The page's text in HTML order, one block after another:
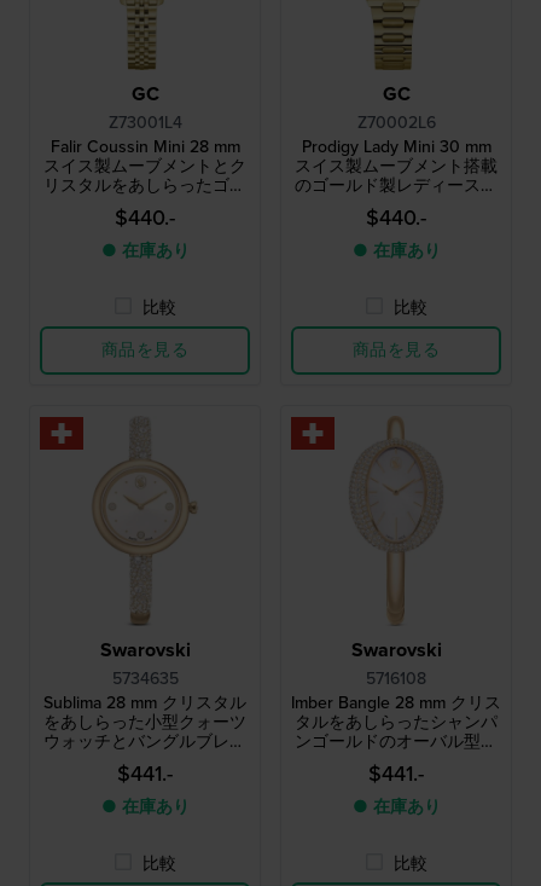
GC
Z73001L4
Falir Coussin Mini 28 mm
スイス製ムーブメントとク
リスタルをあしらったゴー
ルドのレディースクォーツ
ウォッチ
$440.-
● 在庫あり
比較
商品を見る
GC
Z70002L6
Prodigy Lady Mini 30 mm
スイス製ムーブメント搭載
のゴールド製レディースク
ォーツウォッチ
$440.-
● 在庫あり
比較
商品を見る
Swarovski
5734635
Sublima 28 mm クリスタル
をあしらった小型クォーツ
ウォッチとバングルブレス
レット
$441.-
● 在庫あり
比較
Swarovski
5716108
Imber Bangle 28 mm クリス
タルをあしらったシャンパ
ンゴールドのオーバル型腕
時計とバングルブレスレッ
ト
$441.-
● 在庫あり
比較